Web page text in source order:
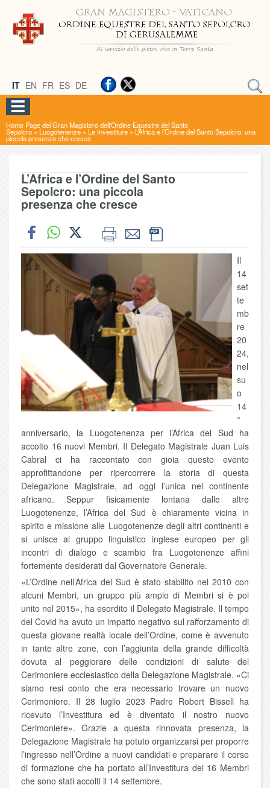
IT EN FR ES DE
Home Page del Gran Magistero dell'Ordine Equestre del Santo
Sepolcro» Luogotenenze» Le Investiture » L’Africa e l’Ordine del Santo Sepolcro: una
piccola presenza che cresce
L’Africa e l’Ordine del Santo
Sepolcro: una piccola
presenza che cresce
Il
14
set
te
mb
re
20
24,
nel
su
o
14
°
anniversario, la Luogotenenza per l’Africa del Sud ha
accolto 16 nuovi Membri. Il Delegato Magistrale Juan Luis
Cabral ci ha raccontato con gioia questo evento
approfittandone per ripercorrere la storia di questa
Delegazione Magistrale, ad oggi l’unica nel continente
africano. Seppur fisicamente lontana dalle altre
Luogotenenze, l’Africa del Sud è chiaramente vicina in
spirito e missione alle Luogotenenze degli altri continenti e
si unisce al gruppo linguistico inglese europeo per gli
incontri di dialogo e scambio fra Luogotenenze affini
fortemente desiderati dal Governatore Generale.
«L’Ordine nell’Africa del Sud è stato stabilito nel 2010 con
alcuni Membri, un gruppo più ampio di Membri si è poi
unito nel 2015», ha esordito il Delegato Magistrale. Il tempo
del Covid ha avuto un impatto negativo sul rafforzamento di
questa giovane realtà locale dell’Ordine, come è avvenuto
in tante altre zone, con l’aggiunta della grande difficoltà
dovuta al peggiorare delle condizioni di salute del
Cerimoniere ecclesiastico della Delegazione Magistrale. «Ci
siamo resi conto che era necessario trovare un nuovo
Cerimoniere. Il 28 luglio 2023 Padre Robert Bissell ha
ricevuto l’Investitura ed è diventato il nostro nuovo
Cerimoniere». Grazie a questa rinnovata presenza, la
Delegazione Magistrale ha potuto organizzarsi per proporre
l’ingresso nell’Ordine a nuovi candidati e preparare il corso
di formazione che ha portato all’Investitura dei 16 Membri
che sono stati accolti il 14 settembre.